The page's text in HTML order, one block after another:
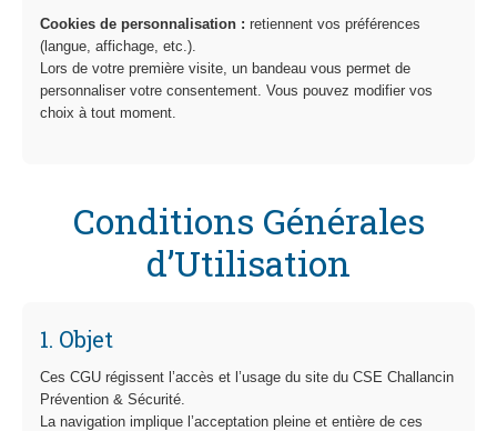
Cookies de personnalisation : retiennent vos préférences
(langue, affichage, etc.).
Lors de votre première visite, un bandeau vous permet de
personnaliser votre consentement. Vous pouvez modifier vos
choix à tout moment.
Conditions Générales
d’Utilisation
1. Objet
Ces CGU régissent l’accès et l’usage du site du CSE Challancin
Prévention & Sécurité.
La navigation implique l’acceptation pleine et entière de ces